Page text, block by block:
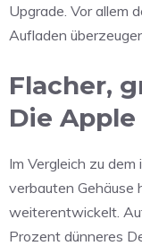
Upgrade. Vor allem
Aufladen
Flacher,
Die
Im Vergleich zu
verbauten Gehäuse
weiterentwickelt.
Prozent dünneres